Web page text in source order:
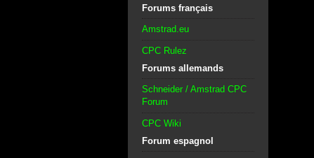
Forums français
Amstrad.eu
CPC Rulez
Forums allemands
Schneider / Amstrad CPC
Forum
CPC Wiki
Forum espagnol